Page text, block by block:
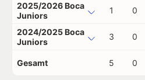
2025/2026 Boca
Juniors
1 0
2024/2025 Boca
Juniors
3 0
Gesamt 5 0